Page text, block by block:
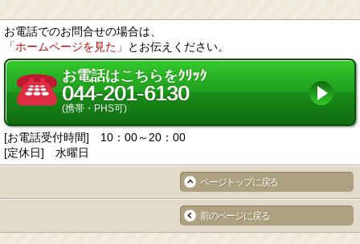
お電話でのお問合せの場合は、
「ホームページを見た」
とお伝えください。
お電話はこちらをｸﾘｯｸ
044-201-6130
(携帯・PHS可)
[お電話受付時間] 10：00～20：00
[定休日] 水曜日
ページトップに戻る
前のページに戻る